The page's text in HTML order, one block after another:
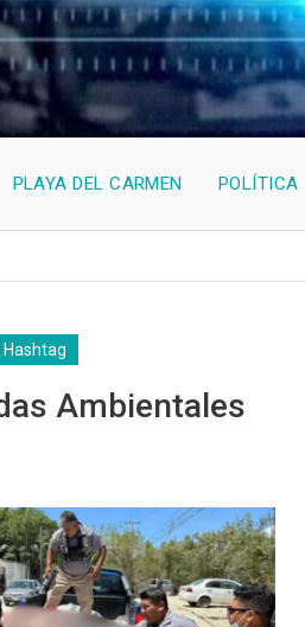
PLAYA DEL CARMEN POLÍTICA
Hashtag
Ambientales